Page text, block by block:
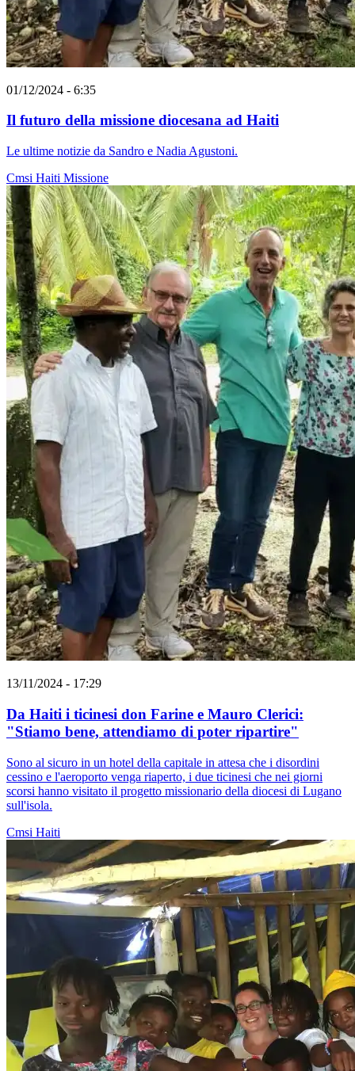
01/12/2024 - 6:35
Il futuro della missione diocesana ad Haiti
Le ultime notizie da Sandro e Nadia Agustoni.
Cmsi Haiti Missione
13/11/2024 - 17:29
Da Haiti i ticinesi don Farine e Mauro Clerici:
"Stiamo bene, attendiamo di poter ripartire"
Sono al sicuro in un hotel della capitale in attesa che i disordini
cessino e l'aeroporto venga riaperto, i due ticinesi che nei giorni
scorsi hanno visitato il progetto missionario della diocesi di Lugano
sull'isola.
Cmsi Haiti